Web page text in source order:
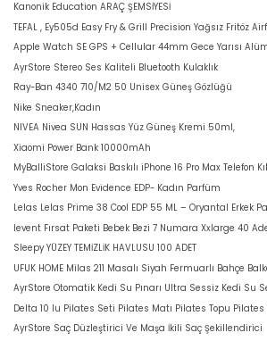
Kanonik Education ARAÇ ŞEMSİYESİ
TEFAL , Ey505d Easy Fry & Grill Precision Yağsız Fritöz
Apple Watch SE GPS + Cellular 44mm Gece Yarısı
AyrStore Stereo Ses Kaliteli Bluetooth Kulaklık
Ray-Ban 4340 710/M2 50 Unisex Güneş Gözlüğü
Nike Sneaker,Kadın
NIVEA Nivea SUN Hassas Yüz Güneş Kremi 50ml,
Xiaomi Power Bank 10000mAh
MyBalliStore Galaksi Baskılı iPhone 16 Pro Max Telefon
Yves Rocher Mon Evidence EDP- Kadın Parfüm
Lelas Lelas Prime 38 Cool EDP 55 ML – Oryantal Erkek
levent Fırsat Paketi Bebek Bezi 7 Numara Xxlarge 40
Sleepy YÜZEY TEMİZLİK HAVLUSU 100 ADET
UFUK HOME Milas 211 Masalı Siyah Fermuarlı Bahçe
AyrStore Otomatik Kedi Su Pınarı Ultra Sessiz Kedi Su
Delta 10 lu Pilates Seti Pilates Matı Pilates Topu
AyrStore Saç Düzleştirici Ve Maşa İkili Saç Şekillendirici